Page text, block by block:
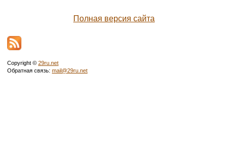
Полная версия сайта
Copyright © 29ru.net
Обратная связь: mail@29ru.net